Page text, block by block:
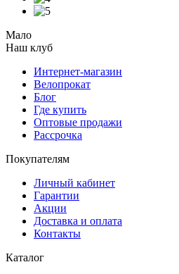
Мало
Наш клуб
Интернет-магазин
Велопрокат
Блог
Где купить
Оптовые продажи
Рассрочка
Покупателям
Личный кабинет
Гарантии
Акции
Доставка и оплата
Контакты
Каталог